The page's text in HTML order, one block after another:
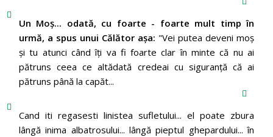
Un Moş... odată, cu foarte - foarte mult timp în
urmă, a spus unui Călător aşa: "Vei putea deveni moş
şi tu atunci când îţi va fi foarte clar în minte că nu ai
pătruns ceea ce altădată credeai cu siguranţă că ai
pătruns până la capăt...
Cand iti regasesti linistea sufletului... el poate zbura
lângă inima albatrosului... lângă pieptul ghepardului... în